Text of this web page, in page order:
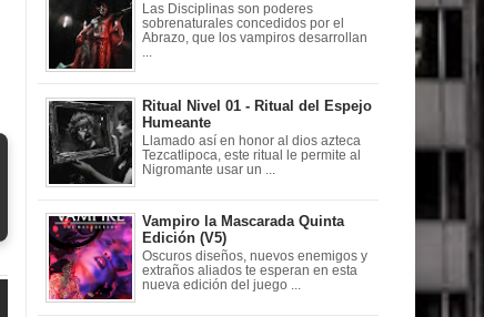
Las Disciplinas son poderes
sobrenaturales concedidos por el
Abrazo, que los vampiros desarrollan
Ritual Nivel 01 - Ritual del Espejo
Humeante
Llamado así en honor al dios azteca
Tezcatlipoca, este ritual le permite al
Nigromante usar un ...
Vampiro la Mascarada Quinta
Edición (V5)
Oscuros diseños, nuevos enemigos y
extraños aliados te esperan en esta
nueva edición del juego ...